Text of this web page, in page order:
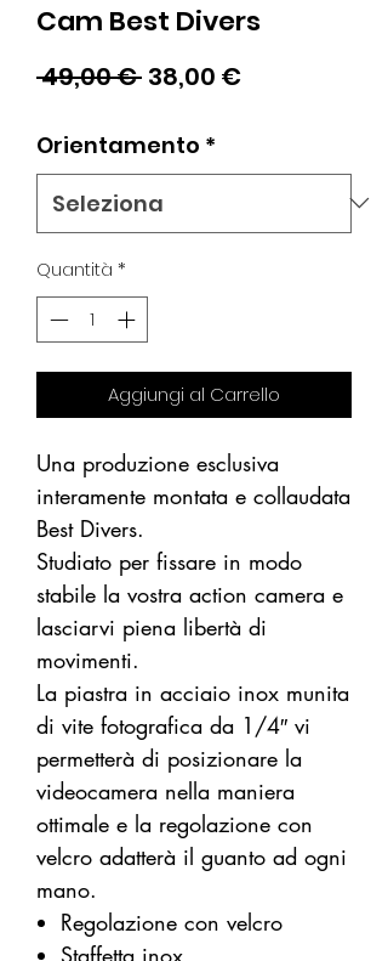
Cam Best Divers
49,00 € Prezzo
38,00 €Prezzo
Orientamento *
Quantità *
Aggiungi al Carrello
Una produzione esclusiva
interamente montata e collaudata
Best Divers.
Studiato per fissare in modo
stabile la vostra action camera e
lasciarvi piena libertà di
movimenti.
La piastra in acciaio inox munita
di vite fotografica da 1/4″ vi
permetterà di posizionare la
videocamera nella maniera
ottimale e la regolazione con
velcro adatterà il guanto ad ogni
mano.
Regolazione con velcro
Staffetta inox